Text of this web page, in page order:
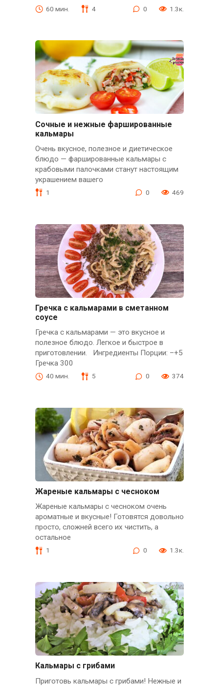
60 мин. 4 0 1.3к.
Сочные и нежные фаршированные
кальмары
Очень вкусное, полезное и диетическое
блюдо — фаршированные кальмары с
крабовыми палочками станут настоящим
украшением вашего
1 0 469
Гречка с кальмарами в сметанном
соусе
Гречка с кальмарами — это вкусное и
полезное блюдо. Легкое и быстрое в
приготовлении. Ингредиенты Порции: –+5
Гречка 300
40 мин. 5 0 374
Жареные кальмары с чесноком
Жареные кальмары с чесноком очень
ароматные и вкусные! Готовятся довольно
просто, сложней всего их чистить, а
остальное
1 0 1.3к.
Кальмары с грибами
Приготовь кальмары с грибами! Нежные и